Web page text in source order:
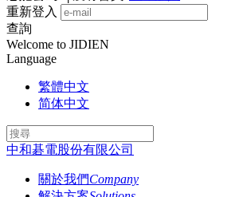
重新登入
查詢
Welcome to JIDIEN
Language
繁體中文
简体中文
中和碁電股份有限公司
關於我們Company